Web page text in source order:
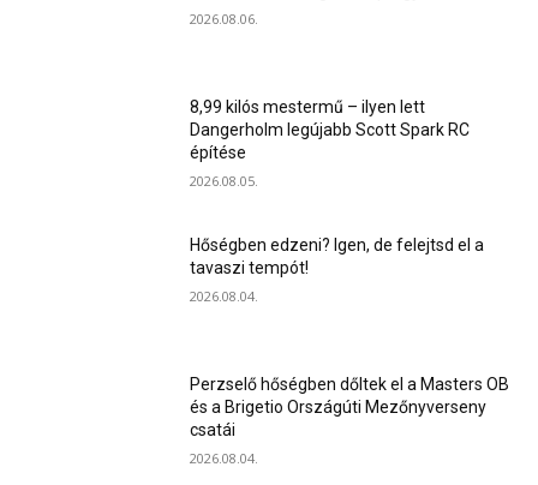
2026.08.06.
8,99 kilós mestermű – ilyen lett
Dangerholm legújabb Scott Spark RC
építése
2026.08.05.
Hőségben edzeni? Igen, de felejtsd el a
tavaszi tempót!
2026.08.04.
Perzselő hőségben dőltek el a Masters OB
és a Brigetio Országúti Mezőnyverseny
csatái
2026.08.04.